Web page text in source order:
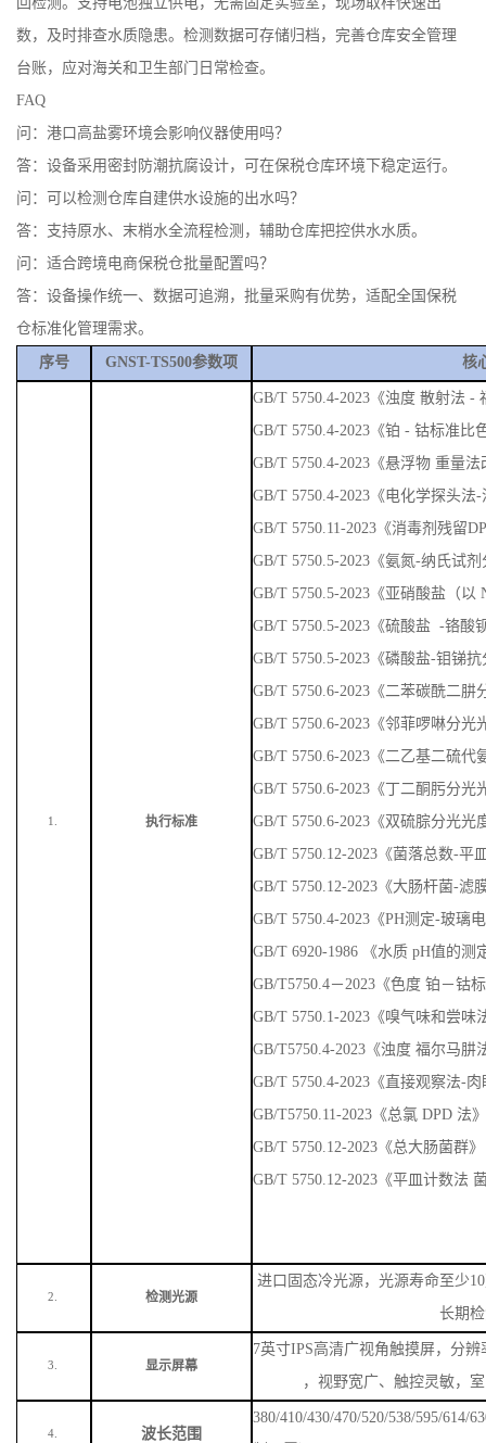
数，及时排查水质隐患。检测数据可存储归档，完善仓库安全管理
台账，应对海关和卫生部门日常检查。
FAQ
问：港口高盐雾环境会影响仪器使用吗？
答：设备采用密封防潮抗腐设计，可在保税仓库环境下稳定运行。
问：可以检测仓库自建供水设施的出水吗？
答：支持原水、末梢水全流程检测，辅助仓库把控供水水质。
问：适合跨境电商保税仓批量配置吗？
答：设备操作统一、数据可追溯，批量采购有优势，适配全国保税
仓标准化管理需求。
序号 GNST-TS500参数项 核
1. 执行标准
GB/T 5750.4-2023《浊度 散射法
GB/T 5750.4-2023《铂 - 钴标准比
GB/T 5750.4-2023《悬浮物 重量法
GB/T 5750.4-2023《电化学探头法
GB/T 5750.11-2023《消毒剂残留
GB/T 5750.5-2023《氨氮-纳氏试
GB/T 5750.5-2023《亚硝酸盐（
GB/T 5750.5-2023《硫酸盐 -铬酸
GB/T 5750.5-2023《磷酸盐-钼锑
GB/T 5750.6-2023《二苯碳酰二
GB/T 5750.6-2023《邻菲啰啉分光
GB/T 5750.6-2023《二乙基二硫
GB/T 5750.6-2023《丁二酮肟分光
GB/T 5750.6-2023《双硫腙分光光
GB/T 5750.12-2023《菌落总数-平
GB/T 5750.12-2023《大肠杆菌-滤
GB/T 5750.4-2023《PH测定-玻璃
GB/T 6920-1986 《水质 pH值的测
GB/T5750.4－2023《色度 铂－钴
GB/T 5750.1-2023《嗅气味和尝味
GB/T5750.4-2023《浊度 福尔马肼
GB/T 5750.4-2023《直接观察法-
GB/T5750.11-2023《总氯 DPD 法
GB/T 5750.12-2023《总大肠菌群》
GB/T 5750.12-2023《平皿计数法
2. 检测光源
进口固态冷光源，光源寿命至少
长期
3. 显示屏幕
7英寸IPS高清广视角触摸屏，分
，视野宽广、触控灵敏，
4. 波长范围
380/410/430/470/520/538/595/614/